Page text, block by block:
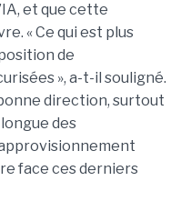
et que cette
« Ce qui est plus
de
», a-t-il souligné.
bonne direction, surtout
des
face ces derniers